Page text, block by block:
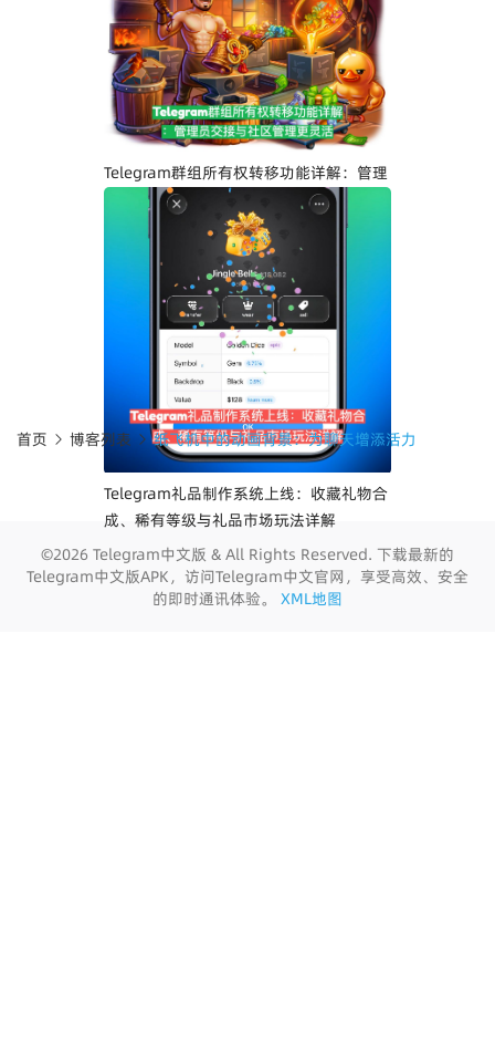
Telegram界面全面升级：安卓版全新设
计、iOS Liquid Glass优化与操作体验提
升
Telegram群组所有权转移功能详解：管理
员交接与社区管理更灵活
Telegram礼品制作系统上线：收藏礼物合
成、稀有等级与礼品市场玩法详解
首页 博客列表 纸飞机中的动画背景：为聊天增添活力
©2026 Telegram中文版 & All Rights Reserved. 下载最新的
Telegram中文版APK，访问Telegram中文官网，享受高效、安全
的即时通讯体验。 XML地图